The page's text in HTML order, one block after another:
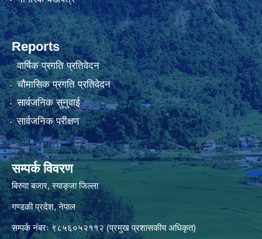
Reports
वार्षिक प्रगति प्रतिवेदन
चौमासिक प्रगति प्रतिवेदन
सार्वजनिक सुनुवाई
सार्वजनिक परीक्षण
सम्पर्क विवरण
बिरुवा बजार, स्याङ्जा जिल्ला
गण्डकी प्रदेश, नेपाल
सम्पर्क नंबरः ९८५६०५२११२ (प्रमुख प्रशासकीय अधिकृत)